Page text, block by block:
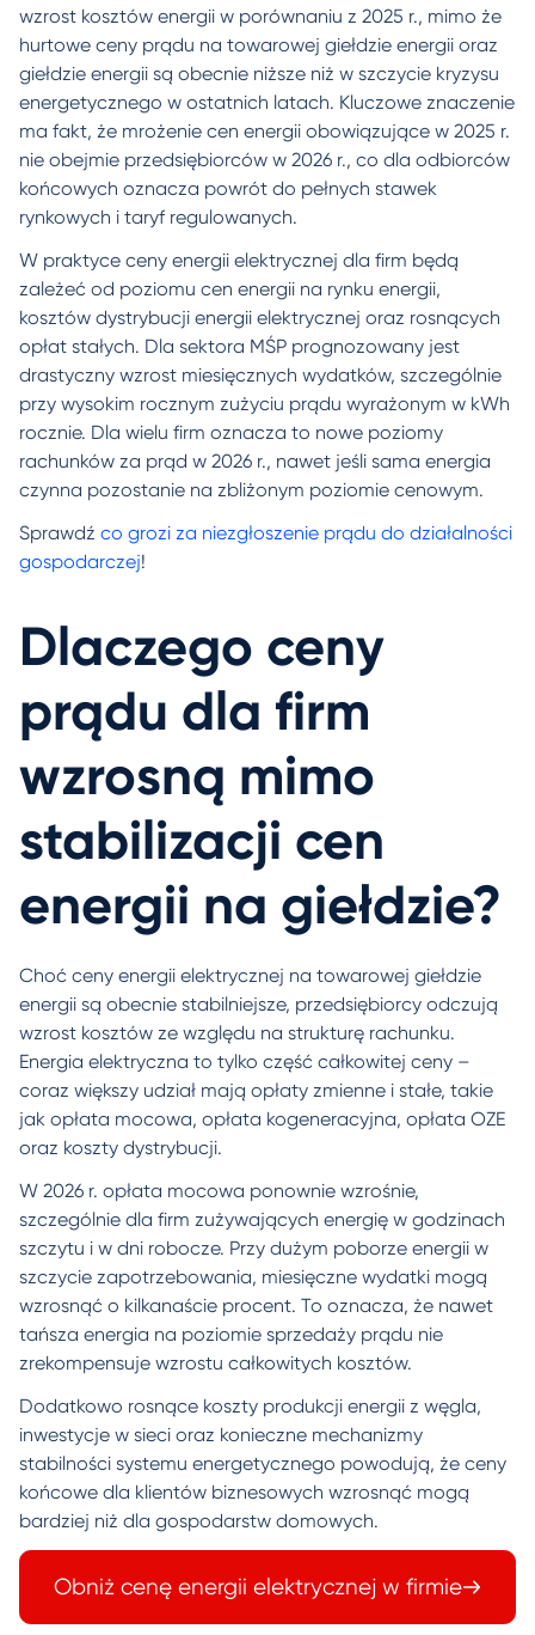
wzrost kosztów energii w porównaniu z 2025 r., mimo że
hurtowe ceny prądu na towarowej giełdzie energii oraz
giełdzie energii są obecnie niższe niż w szczycie kryzysu
energetycznego w ostatnich latach. Kluczowe znaczenie
ma fakt, że mrożenie cen energii obowiązujące w 2025 r.
nie obejmie przedsiębiorców w 2026 r., co dla odbiorców
końcowych oznacza powrót do pełnych stawek
rynkowych i taryf regulowanych.
W praktyce ceny energii elektrycznej dla firm będą
zależeć od poziomu cen energii na rynku energii,
kosztów dystrybucji energii elektrycznej oraz rosnących
opłat stałych. Dla sektora MŚP prognozowany jest
drastyczny wzrost miesięcznych wydatków, szczególnie
przy wysokim rocznym zużyciu prądu wyrażonym w kWh
rocznie. Dla wielu firm oznacza to nowe poziomy
rachunków za prąd w 2026 r., nawet jeśli sama energia
czynna pozostanie na zbliżonym poziomie cenowym.
Sprawdź co grozi za niezgłoszenie prądu do działalności
gospodarczej!
Dlaczego ceny
prądu dla firm
wzrosną mimo
stabilizacji cen
energii na giełdzie?
Choć ceny energii elektrycznej na towarowej giełdzie
energii są obecnie stabilniejsze, przedsiębiorcy odczują
wzrost kosztów ze względu na strukturę rachunku.
Energia elektryczna to tylko część całkowitej ceny –
coraz większy udział mają opłaty zmienne i stałe, takie
jak opłata mocowa, opłata kogeneracyjna, opłata OZE
oraz koszty dystrybucji.
W 2026 r. opłata mocowa ponownie wzrośnie,
szczególnie dla firm zużywających energię w godzinach
szczytu i w dni robocze. Przy dużym poborze energii w
szczycie zapotrzebowania, miesięczne wydatki mogą
wzrosnąć o kilkanaście procent. To oznacza, że nawet
tańsza energia na poziomie sprzedaży prądu nie
zrekompensuje wzrostu całkowitych kosztów.
Dodatkowo rosnące koszty produkcji energii z węgla,
inwestycje w sieci oraz konieczne mechanizmy
stabilności systemu energetycznego powodują, że ceny
końcowe dla klientów biznesowych wzrosnąć mogą
bardziej niż dla gospodarstw domowych.
Obniż cenę energii elektrycznej w firmie